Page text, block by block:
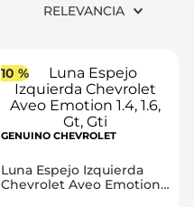
RELEVANCIA
10 %
GENUINO CHEVROLET
Luna Espejo Izquierda
Chevrolet Aveo Emotion